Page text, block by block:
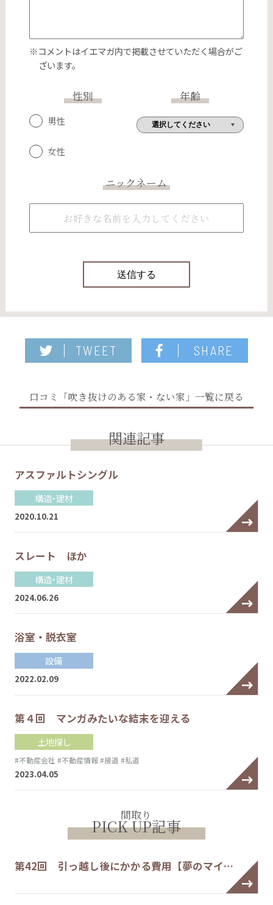
※コメントはイエマガ内で掲載させていただく場合がご
ざいます。
性別
男性
女性
年齢
ニックネーム
TWEET SHARE
口コミ「吹き抜けのある家・ない家」一覧に戻る
関連記事
アスファルトシングル
構造・建材
2020.10.21
スレート ほか
構造・建材
2024.06.26
浴室・脱衣室
設備
2022.02.09
第４回 マンガみたいな結末を迎える
土地探し
#不動産会社 #不動産情報#接道 #私道
2023.04.05
間取り
PICK UP記事
第42回 引っ越し後にかかる費用【夢のマイ…